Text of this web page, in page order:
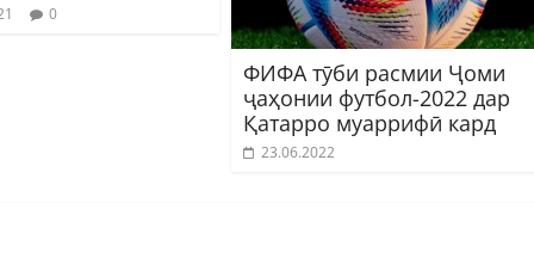
0
ФИФА тӯби расмии Ҷоми
ҷаҳонии футбол-2022 дар
Қатарро муаррифӣ кард
23.06.2022